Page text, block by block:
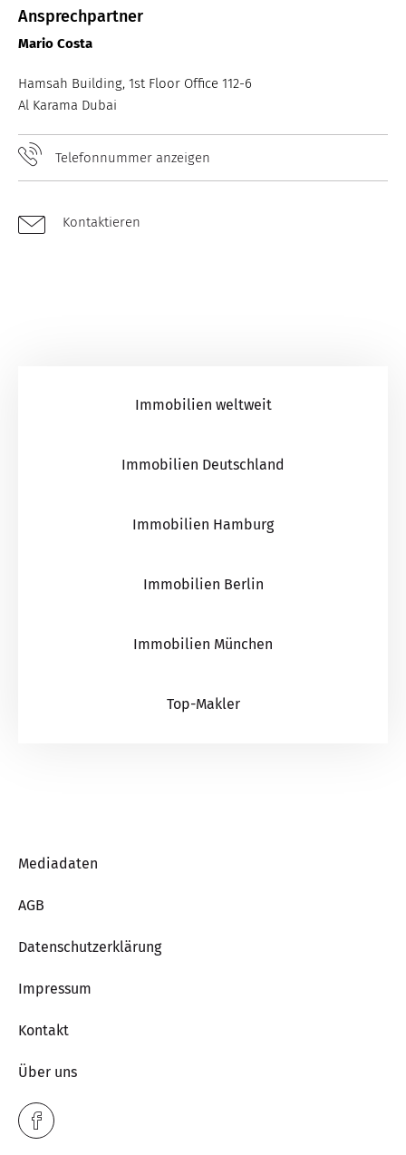
Ansprechpartner
Mario Costa
Hamsah Building, 1st Floor Office 112-6
Al Karama Dubai
Telefonnummer anzeigen
Kontaktieren
Immobilien weltweit
Immobilien Deutschland
Immobilien Hamburg
Immobilien Berlin
Immobilien München
Top-Makler
Mediadaten
AGB
Datenschutzerklärung
Impressum
Kontakt
Über uns